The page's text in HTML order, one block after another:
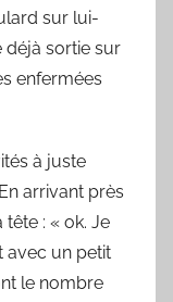
sur lui-
déjà sortie sur
enfermées
à juste
arrivant près
tête : « ok. Je
avec un petit
le nombre